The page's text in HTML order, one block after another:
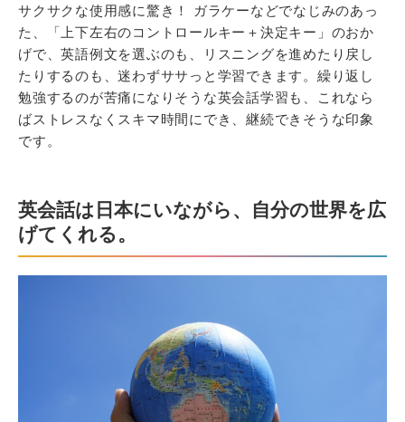
サクサクな使用感に驚き！ ガラケーなどでなじみのあっ
た、「上下左右のコントロールキー＋決定キー」のおか
げで、英語例文を選ぶのも、リスニングを進めたり戻し
たりするのも、迷わずササっと学習できます。繰り返し
勉強するのが苦痛になりそうな英会話学習も、これなら
ばストレスなくスキマ時間にでき、継続できそうな印象
です。
英会話は日本にいながら、自分の世界を広
げてくれる。